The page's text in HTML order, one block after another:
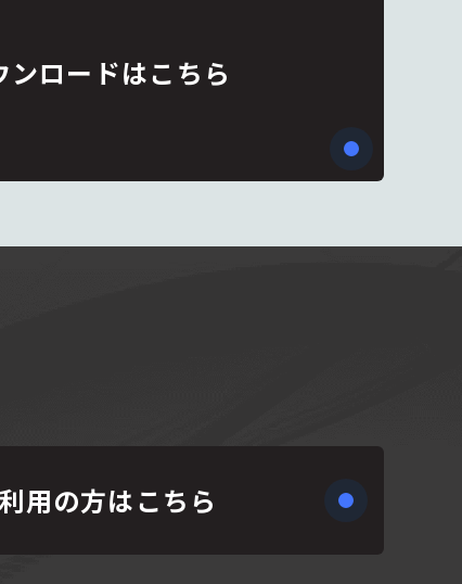
ンロードはこちら
用の方はこちら